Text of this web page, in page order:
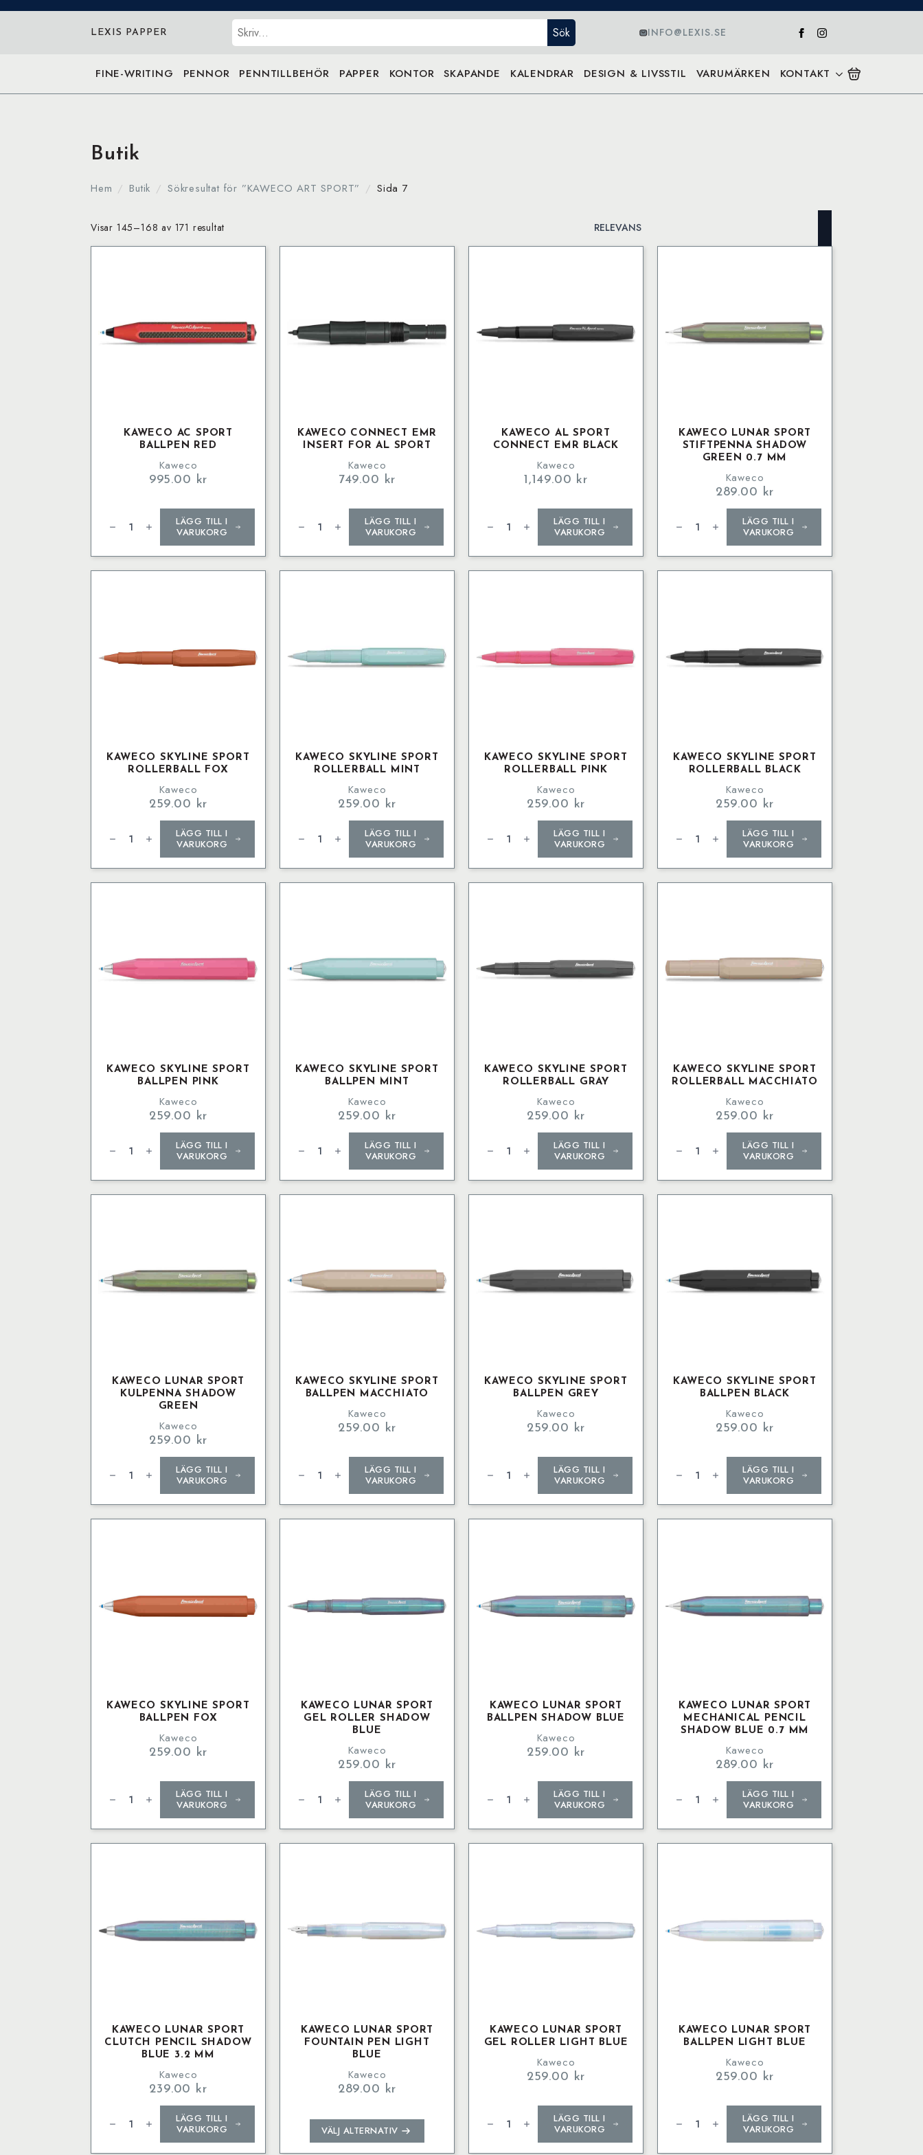
LEXIS PAPPER Sök Sök INFO@LEXIS.SE
FINE-WRITING PENNOR PENNTILLBEHÖR PAPPER KONTOR SKAPANDE KALENDRAR DESIGN & LIVSSTIL VARUMÄRKEN KONTAKT
Butik
Hem Butik Sökresultat för ”KAWECO ART SPORT” Sida 7
Visar 145–168 av 171 resultat
KAWECO AC SPORT
BALLPEN RED
Kaweco
995.00 kr
SPORT
mängd
LÄGG TILL I
VARUKORG
KAWECO CONNECT EMR
INSERT FOR AL SPORT
Kaweco
749.00 kr
Connect
EMR
AL
SPORT
LÄGG TILL I
VARUKORG
KAWECO AL SPORT
CONNECT EMR BLACK
Kaweco
1,149.00 kr
SPORT
Black
mängd
LÄGG TILL I
VARUKORG
KAWECO LUNAR SPORT
STIFTPENNA SHADOW
GREEN 0.7 MM
Kaweco
289.00 kr
LUNAR
SPORT
Green
0.7
LÄGG TILL I
VARUKORG
KAWECO SKYLINE SPORT
ROLLERBALL FOX
Kaweco
259.00 kr
SKYLINE
SPORT
mängd
LÄGG TILL I
VARUKORG
KAWECO SKYLINE SPORT
ROLLERBALL MINT
Kaweco
259.00 kr
SKYLINE
SPORT
mängd
LÄGG TILL I
VARUKORG
KAWECO SKYLINE SPORT
ROLLERBALL PINK
Kaweco
259.00 kr
SKYLINE
SPORT
mängd
LÄGG TILL I
VARUKORG
KAWECO SKYLINE SPORT
ROLLERBALL BLACK
Kaweco
259.00 kr
SKYLINE
SPORT
mängd
LÄGG TILL I
VARUKORG
KAWECO SKYLINE SPORT
BALLPEN PINK
Kaweco
259.00 kr
SKYLINE
SPORT
mängd
LÄGG TILL I
VARUKORG
KAWECO SKYLINE SPORT
BALLPEN MINT
Kaweco
259.00 kr
SKYLINE
SPORT
mängd
LÄGG TILL I
VARUKORG
KAWECO SKYLINE SPORT
ROLLERBALL GRAY
Kaweco
259.00 kr
SKYLINE
SPORT
mängd
LÄGG TILL I
VARUKORG
KAWECO SKYLINE SPORT
ROLLERBALL MACCHIATO
Kaweco
259.00 kr
SKYLINE
SPORT
mängd
LÄGG TILL I
VARUKORG
KAWECO LUNAR SPORT
KULPENNA SHADOW
GREEN
Kaweco
259.00 kr
LUNAR
SPORT
Green
mängd
LÄGG TILL I
VARUKORG
KAWECO SKYLINE SPORT
BALLPEN MACCHIATO
Kaweco
259.00 kr
SKYLINE
SPORT
mängd
LÄGG TILL I
VARUKORG
KAWECO SKYLINE SPORT
BALLPEN GREY
Kaweco
259.00 kr
SKYLINE
SPORT
mängd
LÄGG TILL I
VARUKORG
KAWECO SKYLINE SPORT
BALLPEN BLACK
Kaweco
259.00 kr
SKYLINE
SPORT
mängd
LÄGG TILL I
VARUKORG
KAWECO SKYLINE SPORT
BALLPEN FOX
Kaweco
259.00 kr
SKYLINE
SPORT
mängd
LÄGG TILL I
VARUKORG
KAWECO LUNAR SPORT
GEL ROLLER SHADOW
BLUE
Kaweco
259.00 kr
LUNAR
SPORT
Shadow
Blue
LÄGG TILL I
VARUKORG
KAWECO LUNAR SPORT
BALLPEN SHADOW BLUE
Kaweco
259.00 kr
LUNAR
SPORT
Blue
mängd
LÄGG TILL I
VARUKORG
KAWECO LUNAR SPORT
MECHANICAL PENCIL
SHADOW BLUE 0.7 MM
Kaweco
289.00 kr
LUNAR
SPORT
Shadow
Blue
LÄGG TILL I
VARUKORG
KAWECO LUNAR SPORT
CLUTCH PENCIL SHADOW
BLUE 3.2 MM
Kaweco
239.00 kr
LUNAR
SPORT
LÄGG TILL I
VARUKORG
KAWECO LUNAR SPORT
FOUNTAIN PEN LIGHT
BLUE
Kaweco
289.00 kr
VÄLJ ALTERNATIV
Den
här
KAWECO LUNAR SPORT
GEL ROLLER LIGHT BLUE
Kaweco
259.00 kr
LUNAR
SPORT
LÄGG TILL I
VARUKORG
KAWECO LUNAR SPORT
BALLPEN LIGHT BLUE
Kaweco
259.00 kr
LUNAR
SPORT
LÄGG TILL I
VARUKORG